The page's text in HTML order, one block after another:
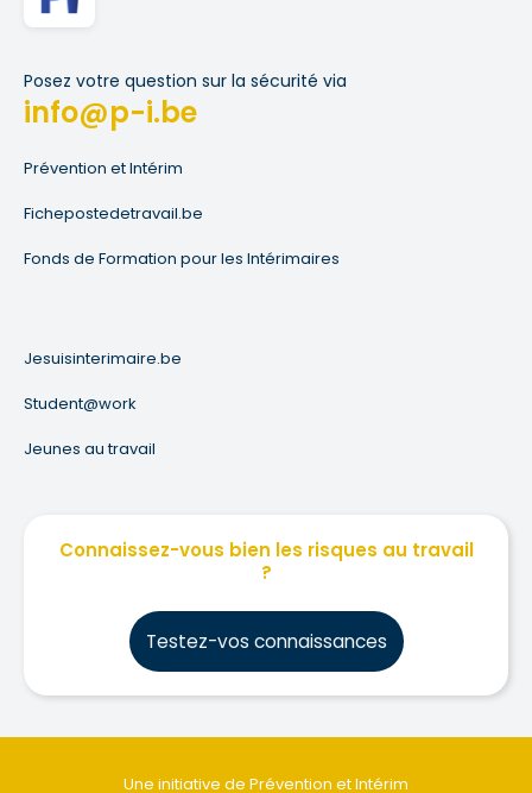
Posez votre question sur la sécurité via
info@p-i.be
Prévention et Intérim
Fichepostedetravail.be
Fonds de Formation pour les Intérimaires
Jesuisinterimaire.be
Student@work
Jeunes au travail
Connaissez-vous bien les risques au travail
?
Testez-vos connaissances
Une initiative de Prévention et Intérim